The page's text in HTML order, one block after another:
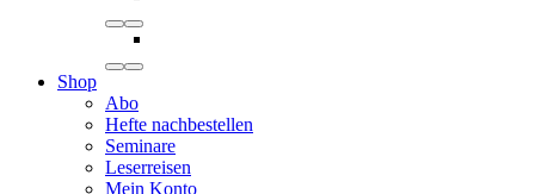
Shop
Abo
Hefte nachbestellen
Seminare
Leserreisen
Mein Konto